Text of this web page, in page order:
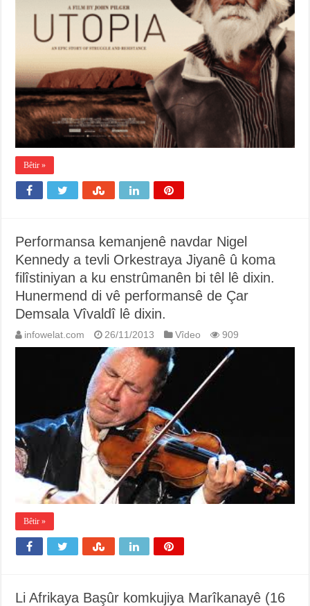
Bêtir »
Performansa kemanjenê navdar Nigel
Kennedy a tevli Orkestraya Jiyanê û koma
filîstiniyan a ku enstrûmanên bi têl lê dixin.
Hunermend di vê performansê de Çar
Demsala Vîvaldî lê dixin.
infowelat.com 26/11/2013 Vîdeo 909
Bêtir »
Li Afrikaya Başûr komkujiya Marîkanayê (16